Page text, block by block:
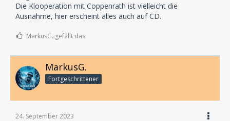
Die Klooperation mit Coppenrath ist vielleicht die
Ausnahme, hier erscheint alles auch auf CD.
MarkusG. gefällt das.
MarkusG.
Fortgeschrittener
24. September 2023